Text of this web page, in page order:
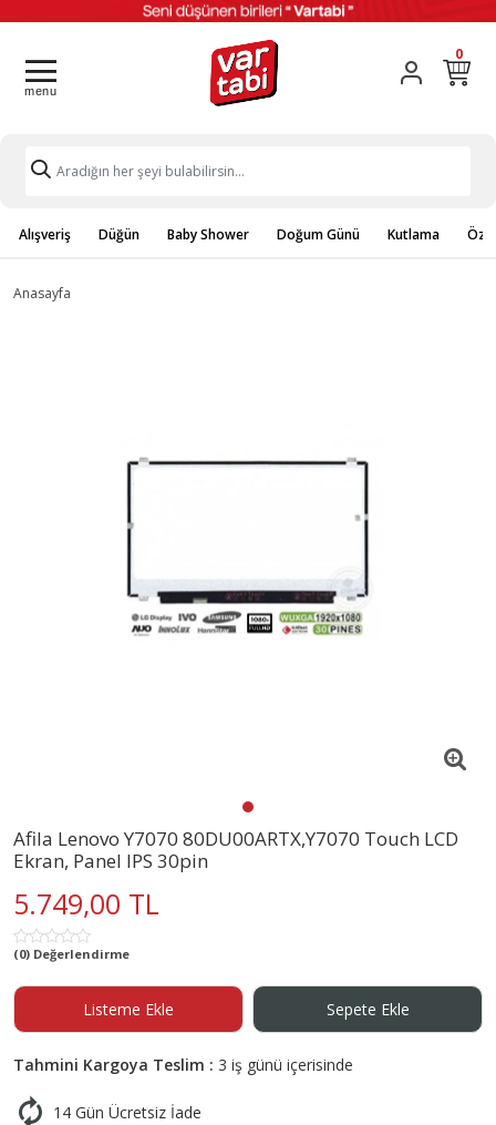
0
Alışveriş Düğün Baby Shower Doğum Günü Kutlama
Anasayfa
Afila Lenovo Y7070 80DU00ARTX,Y7070 Touch LCD
Ekran, Panel IPS 30pin
5.749,00 TL
(0) Değerlendirme
Listeme Ekle Sepete Ekle
Tahmini Kargoya Teslim : 3 iş günü içerisinde
14 Gün Ücretsiz İade